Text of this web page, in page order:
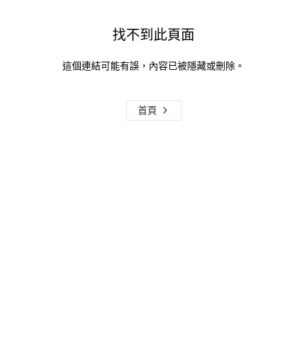
找不到此頁面
這個連結可能有誤，內容已被隱藏或刪除。
首頁